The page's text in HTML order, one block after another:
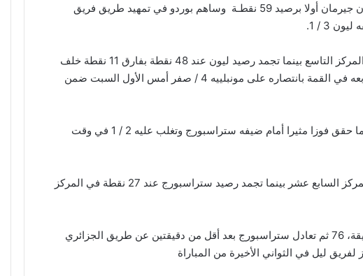
47 نقطة في المركز الرابع ليبقى باريس سان جيرمان أولا برصيد 59 نقطـة وساهم بوردو في تمهيد طريق فريق
3 / 1.
ورفع بوردو رصيده إلى 29 نقطة، وقفز إلى المركز التاسع بينما تجمد رصيد ليون عند 48 نقطة بفارق 11 نقطة خلف
المتصدر باريس سان جيرمان والذي عزز تربعه في القمة بانتصاره على مونبلييه 4 / صفر أمس الأول السبت ضمن
وغادر ليل مراكز الهبوط بجدول الدوري، بعدما حقق فوزا مثيرا أمام ضيفه ستراسبورج وتغلب عليه 2 / 1 في وقت
ورفع ليل رصيده إلى 25 نقطة ليصعد إلى المركز السابع عشر بينما تجمد رصيد ستراسبورج عند 27 نقطة في المركز
وتقدم ليل بهدف سجله أنور الغازي في الدقيقة، 76 ثم تعادل ستراسبورج بعد أقل من دقيقتين عن طريق الجزائري
ليل في الثواني الأخيرة من المباراة